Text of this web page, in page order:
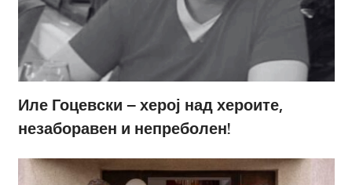
Иле Гоцевски – херој над хероите,
незаборавен и непреболен!